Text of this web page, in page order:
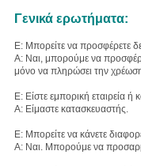
Γενικά ερωτήματα:
Ε: Μπορείτε να προσφέρετε
Α: Ναι, μπορούμε να
μόνο να πληρώσει την
Ε: Είστε εμπορική εταιρεία ή
Α: Είμαστε κατασκευαστής.
Ε: Μπορείτε να κάνετε
Α: Ναι. Μπορούμε να